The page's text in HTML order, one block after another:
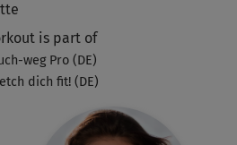
Workout das perfekte Stretching
is part of
weg Pro (DE)
dich fit! (DE)